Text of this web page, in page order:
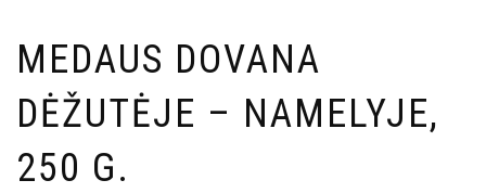
MEDAUS DOVANA
DĖŽUTĖJE – NAMELYJE,
250 G.